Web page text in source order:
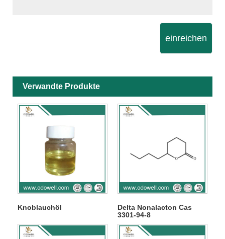
einreichen
Verwandte Produkte
Knoblauchöl
Delta Nonalacton Cas
3301-94-8